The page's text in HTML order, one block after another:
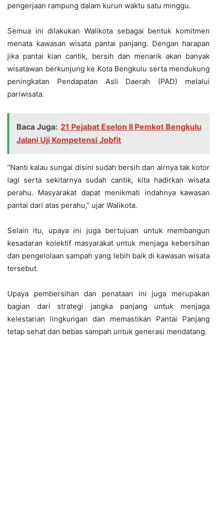
pengerjaan rampung dalam kurun waktu satu minggu.
Semua ini dilakukan Walikota sebagai bentuk komitmen
menata kawasan wisata pantai panjang. Dengan harapan
jika pantai kian cantik, bersih dan menarik akan banyak
wisatawan berkunjung ke Kota Bengkulu serta mendukung
peningkatan Pendapatan Asli Daerah (PAD) melalui
pariwisata.
Baca Juga: 21 Pejabat Eselon II Pemkot Bengkulu
Jalani Uji Kompetensi Jobfit
“Nanti kalau sungai disini sudah bersih dan airnya tak kotor
lagi serta sekitarnya sudah cantik, kita hadirkan wisata
perahu. Masyarakat dapat menikmati indahnya kawasan
pantai dari atas perahu,” ujar Walikota.
Selain itu, upaya ini juga bertujuan untuk membangun
kesadaran kolektif masyarakat untuk menjaga kebersihan
dan pengelolaan sampah yang lebih baik di kawasan wisata
tersebut.
Upaya pembersihan dan penataan ini juga merupakan
bagian dari strategi jangka panjang untuk menjaga
kelestarian lingkungan dan memastikan Pantai Panjang
tetap sehat dan bebas sampah untuk generasi mendatang.